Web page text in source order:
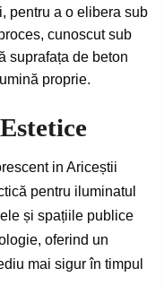
pentru a o elibera sub
cunoscut sub
suprafața de beton
proprie.
in Ariceștii
pentru iluminatul
și spațiile publice
oferind un
mai sigur în timpul